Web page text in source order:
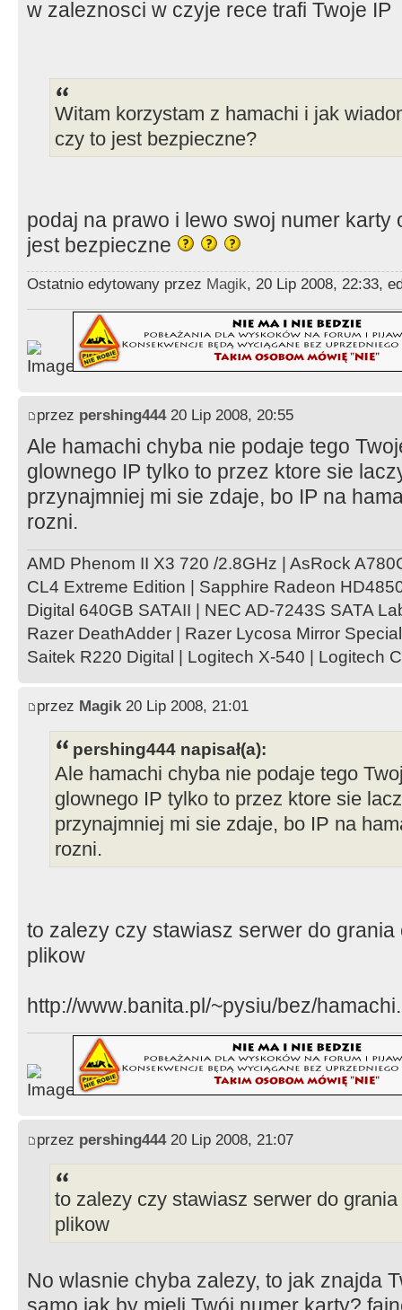
w zaleznosci w czyje rece trafi Twoje IP
Witam korzystam z hamachi i jak
czy to jest bezpieczne?
podaj na prawo i lewo swoj numer karty
jest bezpieczne
Ostatnio edytowany przez Magik, 20 Lip 2008, 22:33,
przez pershing44420 Lip 2008, 20:55
Ale hamachi chyba nie podaje tego
glownego IP tylko to przez ktore sie
przynajmniej mi sie zdaje, bo IP na
rozni.
AMD Phenom II X3 720 /2.8GHz | AsRock
CL4 Extreme Edition | Sapphire Radeon
Digital 640GB SATAII | NEC AD-7243S SATA
Razer DeathAdder | Razer Lycosa Mirror
Saitek R220 Digital | Logitech X-540 | Logitech
przez Magik20 Lip 2008, 21:01
pershing444 napisał(a):
Ale hamachi chyba nie podaje tego
glownego IP tylko to przez ktore sie
przynajmniej mi sie zdaje, bo IP na
rozni.
to zalezy czy stawiasz serwer do
plikow
http://www.banita.pl/~pysiu/bez/
przez pershing44420 Lip 2008, 21:07
to zalezy czy stawiasz serwer do
plikow
No wlasnie chyba zalezy, to jak znajda